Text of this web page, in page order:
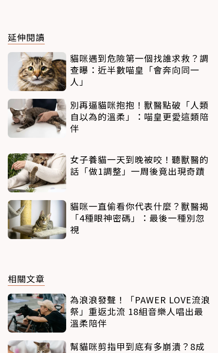
延伸閱讀
貓咪遇到危險第一個找誰求救？調
查曝：近半數喵皇「會奔向同一
人」
別再逼貓咪抱抱！獸醫點破「人類
自以為的溫柔」：喵皇更愛這類陪
伴
女子養貓一天到晚被咬！聽獸醫的
話「做1調整」一周後竟出現奇蹟
貓咪一直偷看你代表什麼？獸醫揭
「4種眼神密碼」：最後一種別忽
視
相關文章
為浪浪發聲！「PAWER LOVE流浪
祭」重返北流 18組音樂人唱出最
溫柔陪伴
幫貓咪剪指甲到底有多崩潰？8成